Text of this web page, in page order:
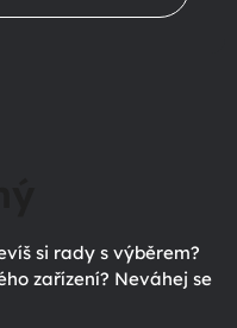
si rady s výběrem?
zařízení? Neváhej se